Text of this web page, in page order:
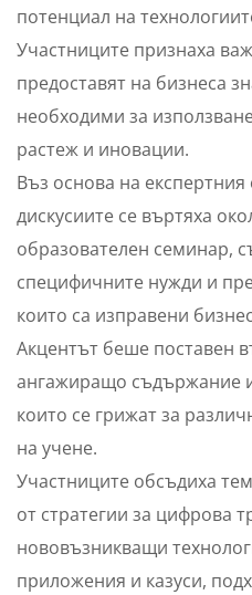
потенциал на
Участниците признаха
предоставят на бизнеса
необходими за
растеж и иновации.
Въз основа на експертния
дискусиите се въртяха
образователен семинар,
специфичните нужди и
които са изправени
Акцентът беше поставен
ангажиращо съдържание
които се грижат за
на учене.
Участниците обсъдиха
от стратегии за цифрова
нововъзникващи
приложения и казуси,